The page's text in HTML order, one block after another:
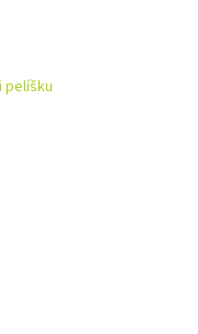
pelíšku